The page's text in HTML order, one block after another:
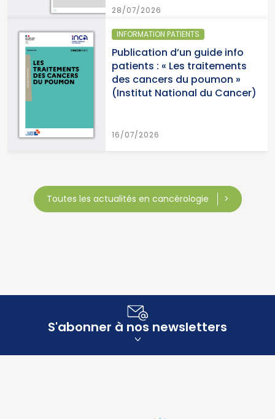
28/07/2026
INFORMATION PATIENTS
Publication d’un guide info
patients : « Les traitements
des cancers du poumon »
(Institut National du Cancer)
16/07/2026
Toutes les actualités en cancérologie
S'abonner à nos newsletters